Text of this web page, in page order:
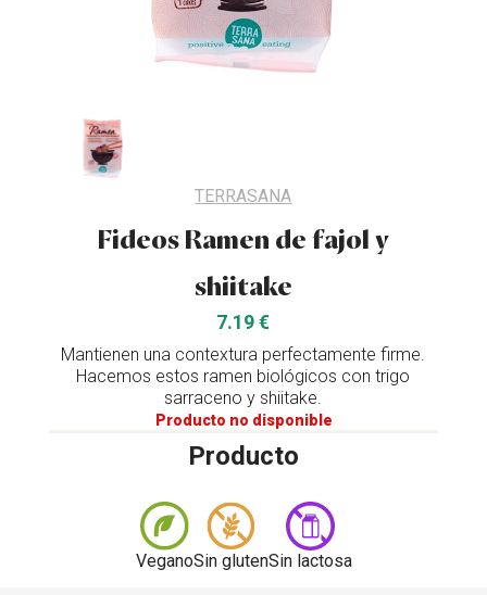
TERRASANA
Fideos Ramen de fajol y
shiitake
7.19 €
Mantienen una contextura perfectamente firme.
Hacemos estos ramen biológicos con trigo
sarraceno y shiitake.
Producto no disponible
Producto
VeganoSin glutenSin lactosa